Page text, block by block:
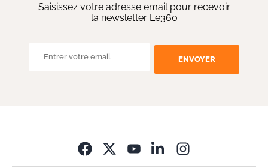
Saisissez votre adresse email pour recevoir
la newsletter Le360
ENVOYER